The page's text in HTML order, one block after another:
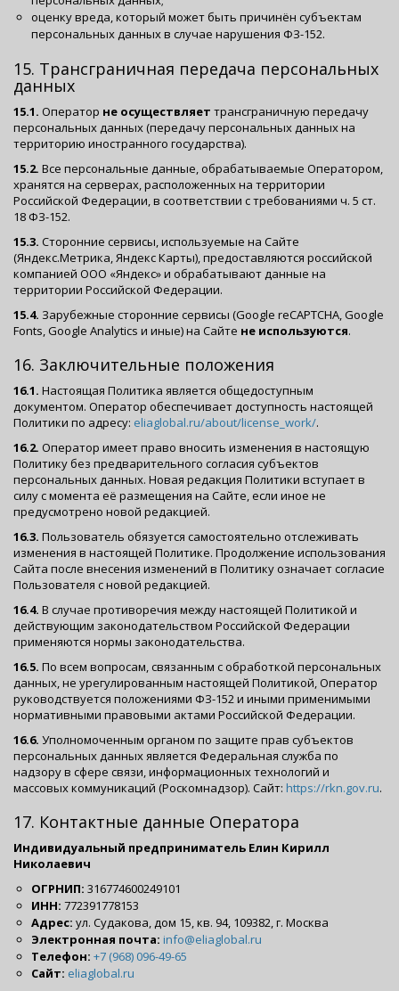
оценку вреда, который может быть причинён субъектам
персональных данных в случае нарушения ФЗ-152.
15. Трансграничная передача персональных
данных
15.1. Оператор не осуществляет трансграничную передачу
персональных данных (передачу персональных данных на
территорию иностранного государства).
15.2. Все персональные данные, обрабатываемые Оператором,
хранятся на серверах, расположенных на территории
Российской Федерации, в соответствии с требованиями ч. 5 ст.
18 ФЗ-152.
15.3. Сторонние сервисы, используемые на Сайте
(Яндекс.Метрика, Яндекс Карты), предоставляются российской
компанией ООО «Яндекс» и обрабатывают данные на
территории Российской Федерации.
15.4. Зарубежные сторонние сервисы (Google reCAPTCHA, Google
Fonts, Google Analytics и иные) на Сайте не используются.
16. Заключительные положения
16.1. Настоящая Политика является общедоступным
документом. Оператор обеспечивает доступность настоящей
Политики по адресу: eliaglobal.ru/about/license_work/.
16.2. Оператор имеет право вносить изменения в настоящую
Политику без предварительного согласия субъектов
персональных данных. Новая редакция Политики вступает в
силу с момента её размещения на Сайте, если иное не
предусмотрено новой редакцией.
16.3. Пользователь обязуется самостоятельно отслеживать
изменения в настоящей Политике. Продолжение использования
Сайта после внесения изменений в Политику означает согласие
Пользователя с новой редакцией.
16.4. В случае противоречия между настоящей Политикой и
действующим законодательством Российской Федерации
применяются нормы законодательства.
16.5. По всем вопросам, связанным с обработкой персональных
данных, не урегулированным настоящей Политикой, Оператор
руководствуется положениями ФЗ-152 и иными применимыми
нормативными правовыми актами Российской Федерации.
16.6. Уполномоченным органом по защите прав субъектов
персональных данных является Федеральная служба по
надзору в сфере связи, информационных технологий и
массовых коммуникаций (Роскомнадзор). Сайт: https://rkn.gov.ru.
17. Контактные данные Оператора
Индивидуальный предприниматель Елин Кирилл
Николаевич
ОГРНИП: 316774600249101
ИНН: 772391778153
Адрес: ул. Судакова, дом 15, кв. 94, 109382, г. Москва
Электронная почта: info@eliaglobal.ru
Телефон: +7 (968) 096-49-65
Сайт: eliaglobal.ru